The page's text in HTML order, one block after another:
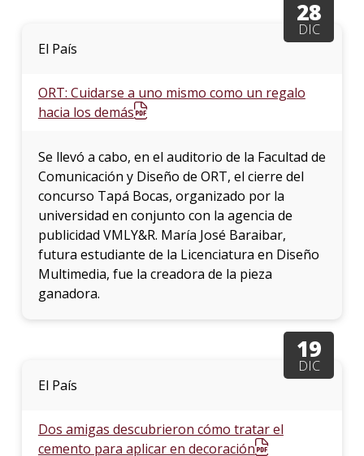
La
28
DIC
El País
ORT: Cuidarse a uno mismo como un regalo
hacia los demás
Se llevó a cabo, en el auditorio de la Facultad de
Comunicación y Diseño de ORT, el cierre del
concurso Tapá Bocas, organizado por la
universidad en conjunto con la agencia de
publicidad VMLY&R. María José Baraibar,
futura estudiante de la Licenciatura en Diseño
Multimedia, fue la creadora de la pieza
ganadora.
19
DIC
El País
Dos amigas descubrieron cómo tratar el
cemento para aplicar en decoración